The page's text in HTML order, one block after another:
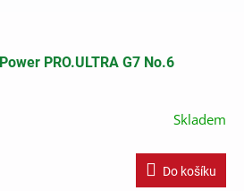
PRO.ULTRA G7 No.6
Skladem
Do košíku